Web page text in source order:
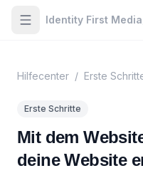
Identity First Media
Hilfecenter / Erste
Erste Schritte
Mit dem
deine Website